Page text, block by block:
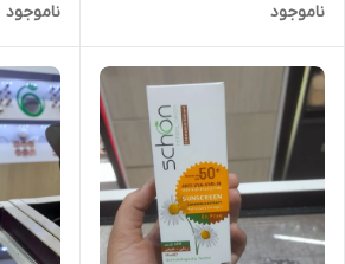
ناموجود
ناموجود